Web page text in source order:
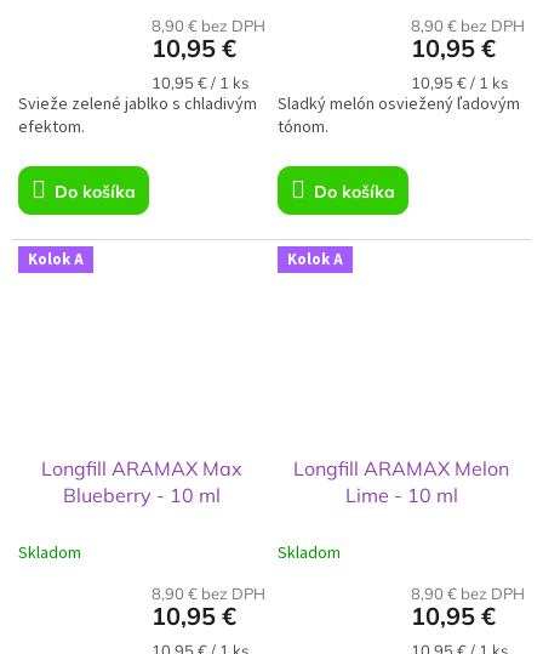
8,90 € bez DPH
10,95 €
Jednotková
cena:
10,95 € / 1 ks
Do košíka
Svieže zelené jablko s chladivým
efektom.
8,90 € bez DPH
10,95 €
Jednotková
cena:
10,95 € / 1 ks
Do košíka
Sladký melón osviežený ľadovým
tónom.
Kolok A
Longfill ARAMAX Max
Blueberry - 10 ml
Skladom
8,90 € bez DPH
10,95 €
Jednotková
Kolok A
Longfill ARAMAX Melon
Lime - 10 ml
Skladom
8,90 € bez DPH
10,95 €
Jednotková